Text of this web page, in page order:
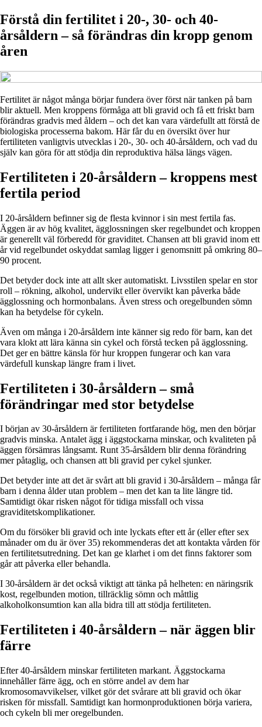
Förstå din fertilitet i 20-, 30- och 40-
årsåldern – så förändras din kropp genom
åren
Fertilitet är något många börjar fundera över först när tanken på barn
blir aktuell. Men kroppens förmåga att bli gravid och få ett friskt barn
förändras gradvis med åldern – och det kan vara värdefullt att förstå de
biologiska processerna bakom. Här får du en översikt över hur
fertiliteten vanligtvis utvecklas i 20-, 30- och 40-årsåldern, och vad du
själv kan göra för att stödja din reproduktiva hälsa längs vägen.
Fertiliteten i 20-årsåldern – kroppens mest
fertila period
I 20-årsåldern befinner sig de flesta kvinnor i sin mest fertila fas.
Äggen är av hög kvalitet, ägglossningen sker regelbundet och kroppen
är generellt väl förberedd för graviditet. Chansen att bli gravid inom ett
år vid regelbundet oskyddat samlag ligger i genomsnitt på omkring 80–
90 procent.
Det betyder dock inte att allt sker automatiskt. Livsstilen spelar en stor
roll – rökning, alkohol, undervikt eller övervikt kan påverka både
ägglossning och hormonbalans. Även stress och oregelbunden sömn
kan ha betydelse för cykeln.
Även om många i 20-årsåldern inte känner sig redo för barn, kan det
vara klokt att lära känna sin cykel och förstå tecken på ägglossning.
Det ger en bättre känsla för hur kroppen fungerar och kan vara
värdefull kunskap längre fram i livet.
Fertiliteten i 30-årsåldern – små
förändringar med stor betydelse
I början av 30-årsåldern är fertiliteten fortfarande hög, men den börjar
gradvis minska. Antalet ägg i äggstockarna minskar, och kvaliteten på
äggen försämras långsamt. Runt 35-årsåldern blir denna förändring
mer påtaglig, och chansen att bli gravid per cykel sjunker.
Det betyder inte att det är svårt att bli gravid i 30-årsåldern – många får
barn i denna ålder utan problem – men det kan ta lite längre tid.
Samtidigt ökar risken något för tidiga missfall och vissa
graviditetskomplikationer.
Om du försöker bli gravid och inte lyckats efter ett år (eller efter sex
månader om du är över 35) rekommenderas det att kontakta vården för
en fertilitetsutredning. Det kan ge klarhet i om det finns faktorer som
går att påverka eller behandla.
I 30-årsåldern är det också viktigt att tänka på helheten: en näringsrik
kost, regelbunden motion, tillräcklig sömn och måttlig
alkoholkonsumtion kan alla bidra till att stödja fertiliteten.
Fertiliteten i 40-årsåldern – när äggen blir
färre
Efter 40-årsåldern minskar fertiliteten markant. Äggstockarna
innehåller färre ägg, och en större andel av dem har
kromosomavvikelser, vilket gör det svårare att bli gravid och ökar
risken för missfall. Samtidigt kan hormonproduktionen börja variera,
och cykeln bli mer oregelbunden.